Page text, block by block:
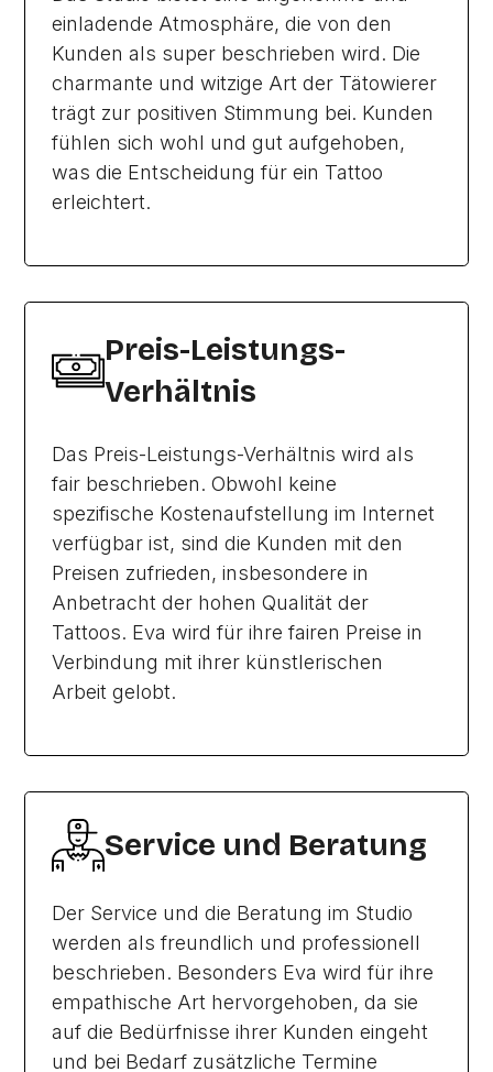
einladende Atmosphäre, die von den
Kunden als super beschrieben wird. Die
charmante und witzige Art der Tätowierer
trägt zur positiven Stimmung bei. Kunden
fühlen sich wohl und gut aufgehoben,
was die Entscheidung für ein Tattoo
erleichtert.
Preis-Leistungs-
Verhältnis
Das Preis-Leistungs-Verhältnis wird als
fair beschrieben. Obwohl keine
spezifische Kostenaufstellung im Internet
verfügbar ist, sind die Kunden mit den
Preisen zufrieden, insbesondere in
Anbetracht der hohen Qualität der
Tattoos. Eva wird für ihre fairen Preise in
Verbindung mit ihrer künstlerischen
Arbeit gelobt.
Service und Beratung
Der Service und die Beratung im Studio
werden als freundlich und professionell
beschrieben. Besonders Eva wird für ihre
empathische Art hervorgehoben, da sie
auf die Bedürfnisse ihrer Kunden eingeht
und bei Bedarf zusätzliche Termine